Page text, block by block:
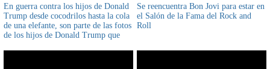
En guerra contra los hijos de Donald
Trump desde cocodrilos hasta la cola
de una elefante, son parte de las fotos
de los hijos de Donald Trump que
Se reencuentra Bon Jovi para estar en
el Salón de la Fama del Rock and
Roll